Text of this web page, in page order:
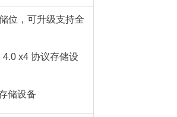
位，可升级支持全
x4 协议存储设
储设备